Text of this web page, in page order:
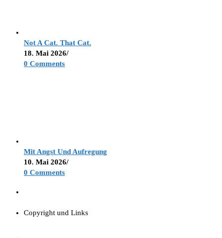
Not A Cat. That Cat.
18. Mai 2026/
0 Comments
Mit Angst Und Aufregung
10. Mai 2026/
0 Comments
Copyright und Links